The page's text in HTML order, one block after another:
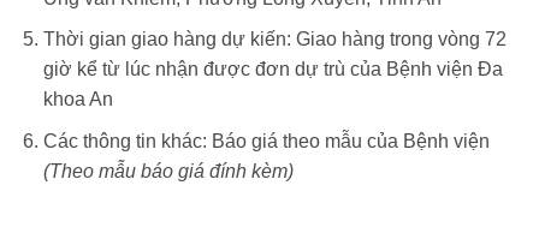
Thời gian giao hàng dự kiến: Giao hàng trong vòng 72
giờ kể từ lúc nhận được đơn dự trù của Bệnh viện Đa
khoa An
Các thông tin khác: Báo giá theo mẫu của Bệnh viện
(Theo mẫu báo giá đính kèm)